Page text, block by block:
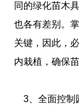
同的绿化苗木
也各有差别。
关键，因此，
内栽植，确保
3、全面控制